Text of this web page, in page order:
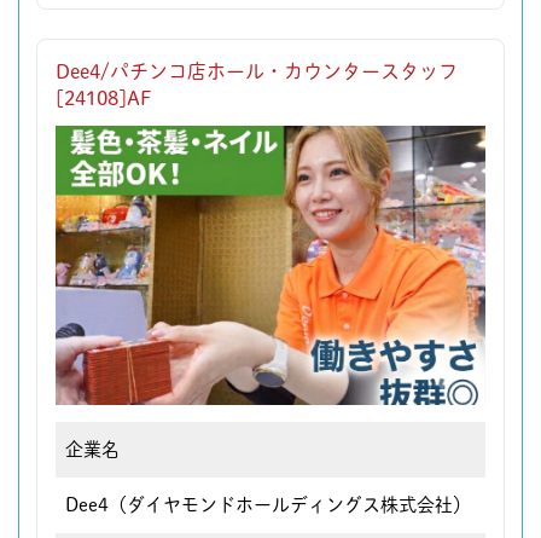
Dee4/パチンコ店ホール・カウンタースタッフ
[24108]AF
企業名
Dee4（ダイヤモンドホールディングス株式会社）